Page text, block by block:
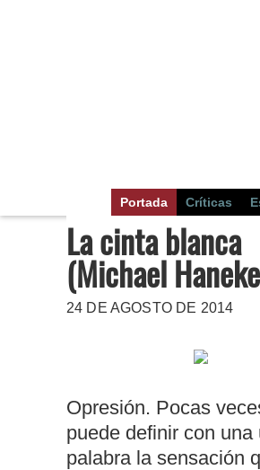
Portada Críticas
La cinta blanca
(Michael
24 DE AGOSTO DE 2014
Opresión. Pocas
puede definir con una
palabra la sensación